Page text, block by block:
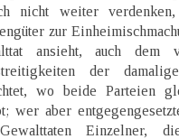
nicht weiter
zur
ansieht, auch
der
wo beide Parteien
wer aber
Einzelner,